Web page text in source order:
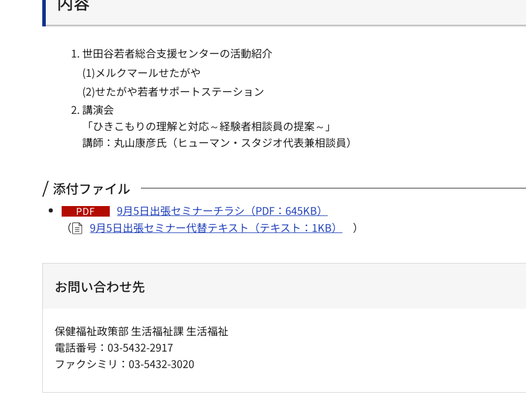
世田谷若者総合支援センターの活動紹介
(1)メルクマールせたがや
(2)せたがや若者サポートステーション
講演会
「ひきこもりの理解と対応～経験者相談員の提案～」
講師：丸山康彦氏（ヒューマン・スタジオ代表兼相談員）
添付ファイル
9月5日出張セミナーチラシ（PDF：645KB）
（
9月5日出張セミナー代替テキスト（テキスト：1KB） ）
お問い合わせ先
保健福祉政策部 生活福祉課 生活福祉
電話番号：03-5432-2917
ファクシミリ：03-5432-3020